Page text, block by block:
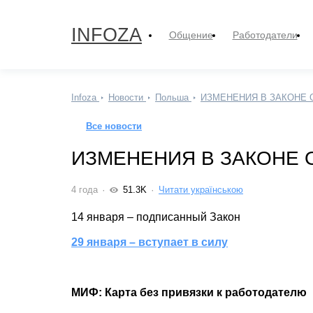
INFOZA Общение Работодатели
Infoza Новости Польша ИЗМЕНЕНИЯ В ЗАКОНЕ
Все новости
ИЗМЕНЕНИЯ В ЗАКОНЕ
4 года 51.3K Читати українською
14 января – подписанный Закон
29 января – вступает в силу
МИФ: Карта без привязки к работодателю